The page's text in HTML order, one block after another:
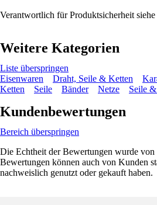
Verantwortlich für Produktsicherheit siehe
Weitere Kategorien
Liste überspringen
Eisenwaren
Draht, Seile & Ketten
Ketten
Seile Bänder Netze Seile
Kundenbewertungen
Bereich überspringen
Die Echtheit der Bewertungen wurde von
Bewertungen können auch von Kunden
nachweislich genutzt oder gekauft haben.